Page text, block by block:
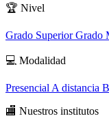
🏆 Nivel
Grado SuperiorGrado
💻 Modalidad
Presencial A distancia
🏬 Nuestros institutos